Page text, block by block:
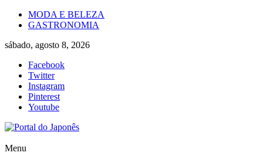
Skip
MODA E BELEZA
GASTRONOMIA
sábado, agosto 8, 2026
Facebook
Twitter
Instagram
Pinterest
Youtube
Portal
Menu